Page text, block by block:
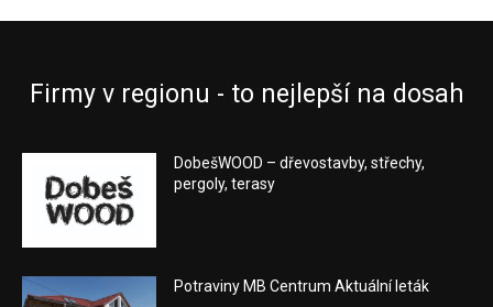
Firmy v regionu - to nejlepší na dosah
DobešWOOD – dřevostavby, střechy,
pergoly, terasy
Potraviny MB Centrum Aktuální leták